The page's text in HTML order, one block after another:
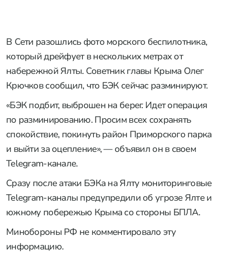
В Сети разошлись фото морского беспилотника,
который дрейфует в нескольких метрах от
набережной Ялты. Советник главы Крыма Олег
Крючков сообщил, что БЭК сейчас разминируют.
«БЭК подбит, выброшен на берег. Идет операция
по разминированию. Просим всех сохранять
спокойствие, покинуть район Приморского парка
и выйти за оцепление», — объявил он в своем
Telegram-канале.
Сразу после атаки БЭКа на Ялту мониторинговые
Telegram-каналы предупредили об угрозе Ялте и
южному побережью Крыма со стороны БПЛА.
Минобороны РФ не комментировало эту
информацию.